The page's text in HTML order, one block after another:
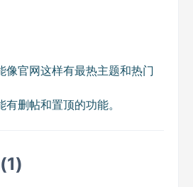
像官网这样有最热主题和热门
有删帖和置顶的功能。